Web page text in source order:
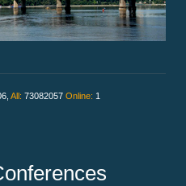
All: 73082057 Online: 1